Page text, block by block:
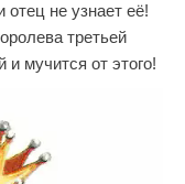
отец не узнает её!
третьей
мучится от этого!